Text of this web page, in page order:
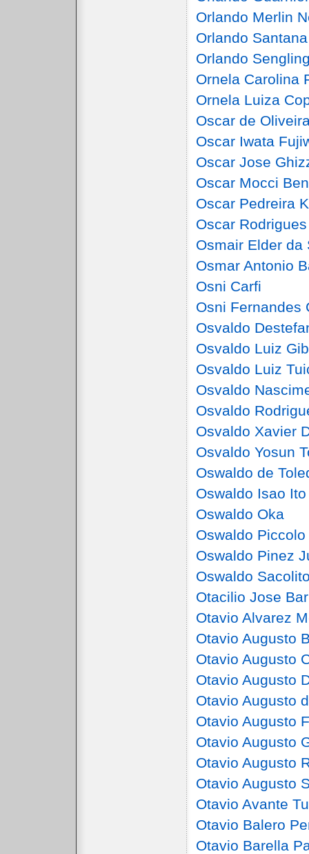
Orlando Merlin
Orlando
Orlando
Ornela Carolina
Ornela Luiza
Oscar de
Oscar Iwata
Oscar Jose
Oscar Mocci
Oscar Pedreira
Oscar
Osmair Elder da
Osmar Antonio
Osni Carfi
Osni Fernandes
Osvaldo
Osvaldo Luiz
Osvaldo Luiz
Osvaldo
Osvaldo
Osvaldo Xavier
Osvaldo Yosun
Oswaldo de
Oswaldo Isao Ito
Oswaldo Oka
Oswaldo
Oswaldo Pinez
Oswaldo
Otacilio Jose
Otavio Alvarez
Otavio Augusto
Otavio Augusto
Otavio Augusto
Otavio Augusto
Otavio Augusto
Otavio Augusto
Otavio Augusto
Otavio Augusto
Otavio Avante
Otavio Balero
Otavio Barella